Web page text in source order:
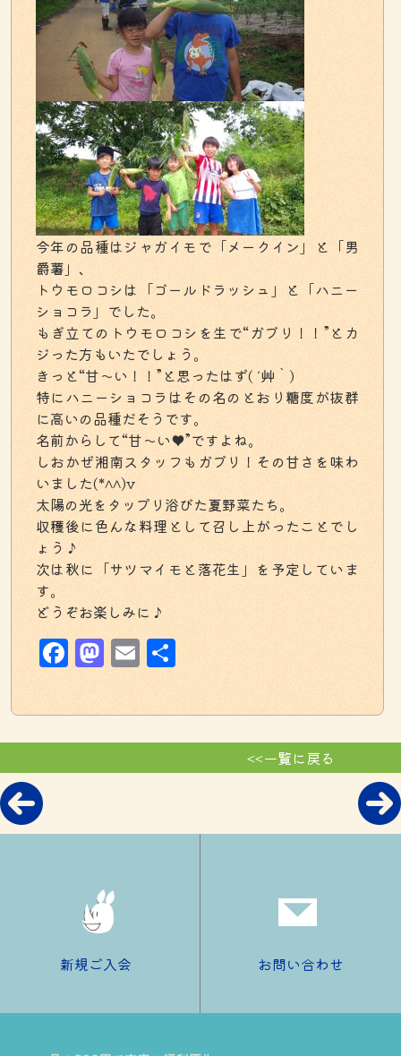
今年の品種はジャガイモで「メークイン」と「男
爵薯」、
トウモロコシは「ゴールドラッシュ」と「ハニー
ショコラ」でした。
もぎ立てのトウモロコシを生で“ガブリ！！”とカ
ジった方もいたでしょう。
きっと“甘～い！！”と思ったはず( ´艸｀)
特にハニーショコラはその名のとおり糖度が抜群
に高いの品種だそうです。
名前からして“甘～い♥”ですよね。
しおかぜ湘南スタッフもガブリ！その甘さを味わ
いました(*^^)v
太陽の光をタップリ浴びた夏野菜たち。
収穫後に色んな料理として召し上がったことでし
ょう♪
次は秋に「サツマイモと落花生」を予定していま
す。
どうぞお楽しみに♪
Facebook
Mastodon
Email
<<一覧に戻る
新規ご入会 お問い合わせ